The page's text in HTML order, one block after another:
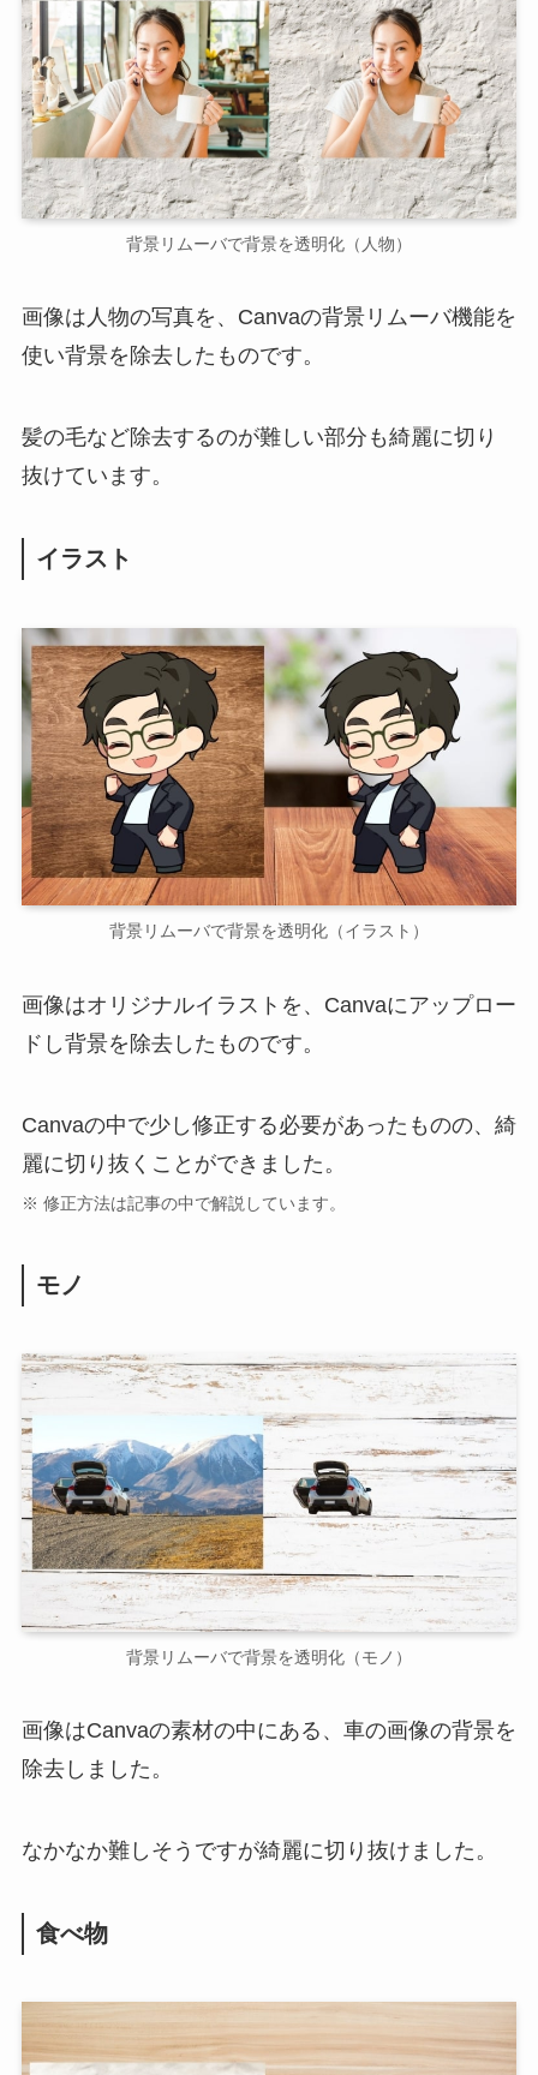
背景リムーバで背景を透明化（人物）
画像は人物の写真を、Canvaの背景リムーバ機能を
使い背景を除去したものです。
髪の毛など除去するのが難しい部分も綺麗に切り
抜けています。
イラスト
背景リムーバで背景を透明化（イラスト）
画像はオリジナルイラストを、Canvaにアップロー
ドし背景を除去したものです。
Canvaの中で少し修正する必要があったものの、綺
麗に切り抜くことができました。
※ 修正方法は記事の中で解説しています。
モノ
背景リムーバで背景を透明化（モノ）
画像はCanvaの素材の中にある、車の画像の背景を
除去しました。
なかなか難しそうですが綺麗に切り抜けました。
食べ物